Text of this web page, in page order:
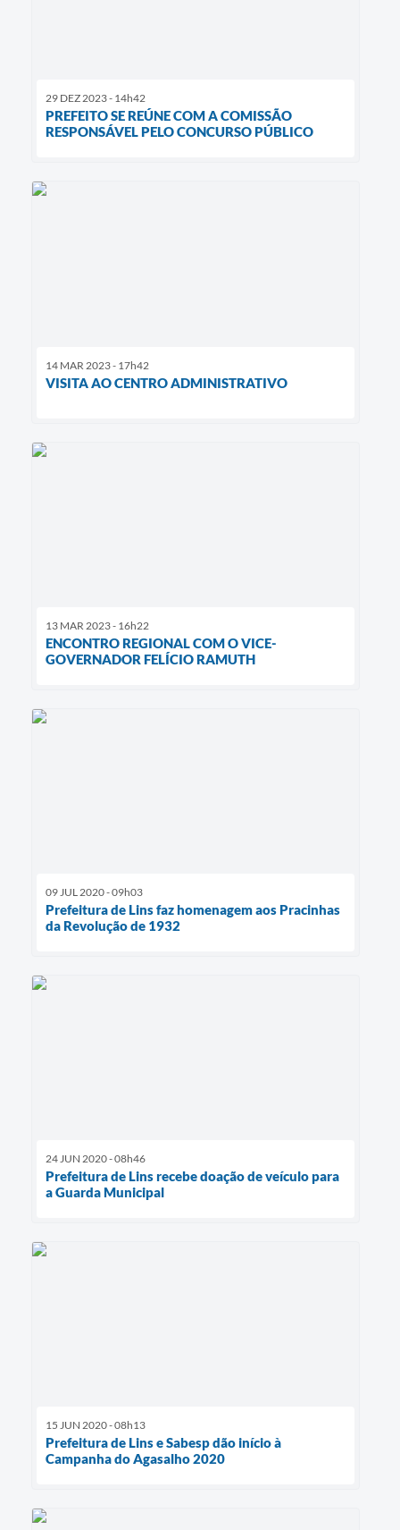
29 DEZ 2023 - 14h42
PREFEITO SE REÚNE COM A COMISSÃO
RESPONSÁVEL PELO CONCURSO PÚBLICO
14 MAR 2023 - 17h42
VISITA AO CENTRO ADMINISTRATIVO
13 MAR 2023 - 16h22
ENCONTRO REGIONAL COM O VICE-
GOVERNADOR FELÍCIO RAMUTH
09 JUL 2020 - 09h03
Prefeitura de Lins faz homenagem aos Pracinhas
da Revolução de 1932
24 JUN 2020 - 08h46
Prefeitura de Lins recebe doação de veículo para
a Guarda Municipal
15 JUN 2020 - 08h13
Prefeitura de Lins e Sabesp dão início à
Campanha do Agasalho 2020